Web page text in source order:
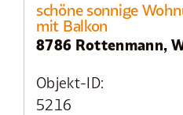
schöne sonnige
mit Balkon
8786 Rottenmann,
Objekt-ID:
5216